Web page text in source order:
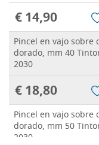
€ 14,90
Pincel en vajo sobre
dorado, mm 40
2030
€ 18,80
Pincel en vajo sobre
dorado, mm 50
2030